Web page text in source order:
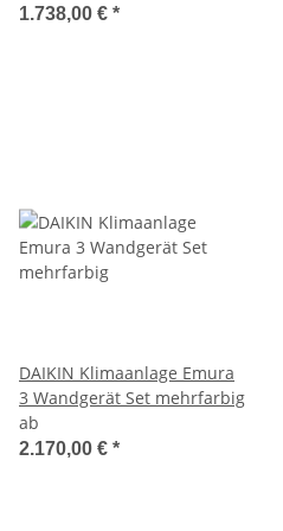
1.738,00 € *
DAIKIN Klimaanlage Emura
3 Wandgerät Set mehrfarbig
ab
2.170,00 € *